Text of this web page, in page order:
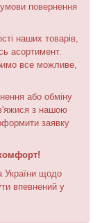
повернення
наших товарів,
асортимент.
все можливе,
або обміну
з нашою
заявку
України щодо
впевнений у